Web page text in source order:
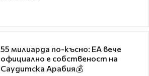
55 милиарда по-късно: EA вече
официално е собственост на
Саудитска Арабия💰